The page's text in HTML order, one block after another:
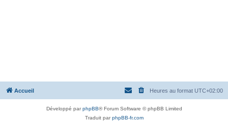
Accueil Heures au format UTC+02:00
Développé parphpBB® Forum Software © phpBB Limited
Traduit parphpBB-fr.com